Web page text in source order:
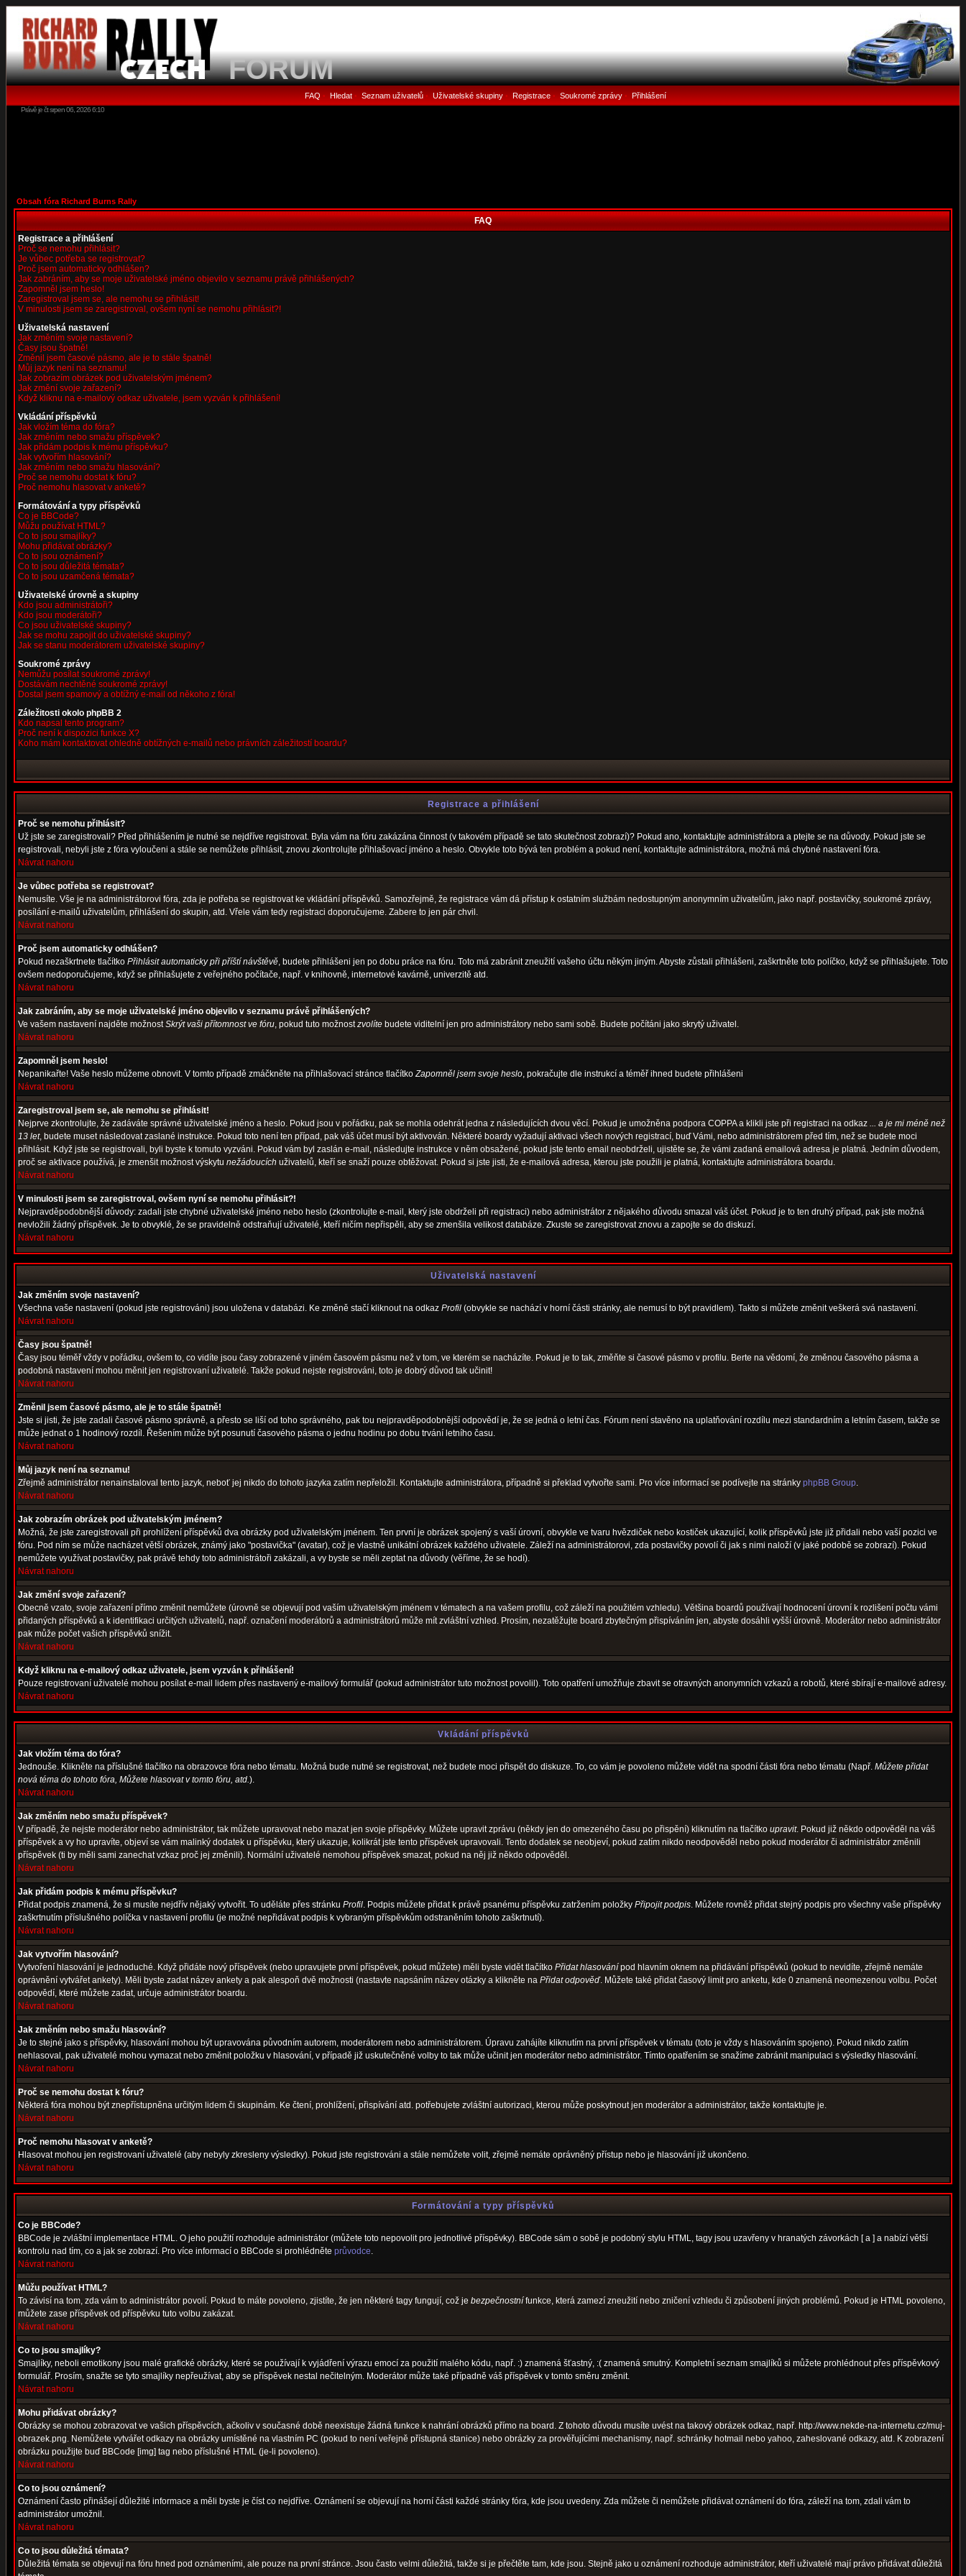
FORUM
FAQ • Hledat• Seznam uživatelů• Uživatelské skupiny• Registrace• Soukromé zprávy• Přihlášení
Právě je čt srpen 06, 2026 6:10
Obsah fóra Richard Burns Rally
FAQ
Registrace a přihlášení
Proč se nemohu přihlásit?
Je vůbec potřeba se registrovat?
Proč jsem automaticky odhlášen?
Jak zabráním, aby se moje uživatelské jméno objevilo v seznamu právě přihlášených?
Zapomněl jsem heslo!
Zaregistroval jsem se, ale nemohu se přihlásit!
V minulosti jsem se zaregistroval, ovšem nyní se nemohu přihlásit?!
Uživatelská nastavení
Jak změním svoje nastavení?
Časy jsou špatně!
Změnil jsem časové pásmo, ale je to stále špatně!
Můj jazyk není na seznamu!
Jak zobrazím obrázek pod uživatelským jménem?
Jak změní svoje zařazení?
Když kliknu na e-mailový odkaz uživatele, jsem vyzván k přihlášení!
Vkládání příspěvků
Jak vložím téma do fóra?
Jak změním nebo smažu příspěvek?
Jak přidám podpis k mému příspěvku?
Jak vytvořím hlasování?
Jak změním nebo smažu hlasování?
Proč se nemohu dostat k fóru?
Proč nemohu hlasovat v anketě?
Formátování a typy příspěvků
Co je BBCode?
Můžu používat HTML?
Co to jsou smajlíky?
Mohu přidávat obrázky?
Co to jsou oznámení?
Co to jsou důležitá témata?
Co to jsou uzamčená témata?
Uživatelské úrovně a skupiny
Kdo jsou administrátoři?
Kdo jsou moderátoři?
Co jsou uživatelské skupiny?
Jak se mohu zapojit do uživatelské skupiny?
Jak se stanu moderátorem uživatelské skupiny?
Soukromé zprávy
Nemůžu posílat soukromé zprávy!
Dostávám nechtěné soukromé zprávy!
Dostal jsem spamový a obtížný e-mail od někoho z fóra!
Záležitosti okolo phpBB 2
Kdo napsal tento program?
Proč není k dispozici funkce X?
Koho mám kontaktovat ohledně obtížných e-mailů nebo právních záležitostí boardu?
Registrace a přihlášení
Proč se nemohu přihlásit?
Už jste se zaregistrovali? Před přihlášením je nutné se nejdříve registrovat. Byla vám na fóru zakázána činnost (v takovém případě se tato skutečnost zobrazí)? Pokud ano, kontaktujte administrátora a ptejte se na důvody. Pokud jste se
registrovali, nebyli jste z fóra vyloučeni a stále se nemůžete přihlásit, znovu zkontrolujte přihlašovací jméno a heslo. Obvykle toto bývá ten problém a pokud není, kontaktujte administrátora, možná má chybné nastavení fóra.
Návrat nahoru
Je vůbec potřeba se registrovat?
Nemusíte. Vše je na administrátorovi fóra, zda je potřeba se registrovat ke vkládání příspěvků. Samozřejmě, že registrace vám dá přístup k ostatním službám nedostupným anonymním uživatelům, jako např. postavičky, soukromé zprávy,
posílání e-mailů uživatelům, přihlášení do skupin, atd. Vřele vám tedy registraci doporučujeme. Zabere to jen pár chvil.
Návrat nahoru
Proč jsem automaticky odhlášen?
Pokud nezaškrtnete tlačítko Přihlásit automaticky při příští návštěvě, budete přihlášeni jen po dobu práce na fóru. Toto má zabránit zneužití vašeho účtu někým jiným. Abyste zůstali přihlášeni, zaškrtněte toto políčko, když se přihlašujete. Toto
ovšem nedoporučujeme, když se přihlašujete z veřejného počítače, např. v knihovně, internetové kavárně, univerzitě atd.
Návrat nahoru
Jak zabráním, aby se moje uživatelské jméno objevilo v seznamu právě přihlášených?
Ve vašem nastavení najděte možnostSkrýt vaši přítomnost ve fóru, pokud tuto možnostzvolíte budete viditelní jen pro administrátory nebo sami sobě. Budete počítáni jako skrytý uživatel.
Návrat nahoru
Zapomněl jsem heslo!
Nepanikařte! Vaše heslo můžeme obnovit. V tomto případě zmáčkněte na přihlašovací stránce tlačítkoZapomněl jsem svoje heslo, pokračujte dle instrukcí a téměř ihned budete přihlášeni
Návrat nahoru
Zaregistroval jsem se, ale nemohu se přihlásit!
Nejprve zkontrolujte, že zadáváte správné uživatelské jméno a heslo. Pokud jsou v pořádku, pak se mohla odehrát jedna z následujících dvou věcí. Pokud je umožněna podpora COPPA a klikli jste při registraci na odkaz ... a je mi méně než
13 let, budete muset následovat zaslané instrukce. Pokud toto není ten případ, pak váš účet musí být aktivován. Některé boardy vyžadují aktivaci všech nových registrací, buď Vámi, nebo administrátorem před tím, než se budete moci
přihlásit. Když jste se registrovali, byli byste k tomuto vyzváni. Pokud vám byl zaslán e-mail, následujte instrukce v něm obsažené, pokud jste tento email neobdrželi, ujistěte se, že vámi zadaná emailová adresa je platná. Jedním důvodem,
proč se aktivace používá, je zmenšit možnost výskytu nežádoucích uživatelů, kteří se snaží pouze obtěžovat. Pokud si jste jisti, že e-mailová adresa, kterou jste použili je platná, kontaktujte administrátora boardu.
Návrat nahoru
V minulosti jsem se zaregistroval, ovšem nyní se nemohu přihlásit?!
Nejpravděpodobnější důvody: zadali jste chybné uživatelské jméno nebo heslo (zkontrolujte e-mail, který jste obdrželi při registraci) nebo administrátor z nějakého důvodu smazal váš účet. Pokud je to ten druhý případ, pak jste možná
nevložili žádný příspěvek. Je to obvyklé, že se pravidelně odstraňují uživatelé, kteří ničím nepřispěli, aby se zmenšila velikost databáze. Zkuste se zaregistrovat znovu a zapojte se do diskuzí.
Návrat nahoru
Uživatelská nastavení
Jak změním svoje nastavení?
Všechna vaše nastavení (pokud jste registrováni) jsou uložena v databázi. Ke změně stačí kliknout na odkaz Profil (obvykle se nachází v horní části stránky, ale nemusí to být pravidlem). Takto si můžete změnit veškerá svá nastavení.
Návrat nahoru
Časy jsou špatně!
Časy jsou téměř vždy v pořádku, ovšem to, co vidíte jsou časy zobrazené v jiném časovém pásmu než v tom, ve kterém se nacházíte. Pokud je to tak, změňte si časové pásmo v profilu. Berte na vědomí, že změnou časového pásma a
podobná nastavení mohou měnit jen registrovaní uživatelé. Takže pokud nejste registrováni, toto je dobrý důvod tak učinit!
Návrat nahoru
Změnil jsem časové pásmo, ale je to stále špatně!
Jste si jisti, že jste zadali časové pásmo správně, a přesto se liší od toho správného, pak tou nejpravděpodobnější odpovědí je, že se jedná o letní čas. Fórum není stavěno na uplatňování rozdílu mezi standardním a letním časem, takže se
může jednat o 1 hodinový rozdíl. Řešením může být posunutí časového pásma o jednu hodinu po dobu trvání letního času.
Návrat nahoru
Můj jazyk není na seznamu!
Zřejmě administrátor nenainstaloval tento jazyk, neboť jej nikdo do tohoto jazyka zatím nepřeložil. Kontaktujte administrátora, případně si překlad vytvořte sami. Pro více informací se podívejte na stránky phpBB Group.
Návrat nahoru
Jak zobrazím obrázek pod uživatelským jménem?
Možná, že jste zaregistrovali při prohlížení příspěvků dva obrázky pod uživatelským jménem. Ten první je obrázek spojený s vaší úrovní, obvykle ve tvaru hvězdiček nebo kostiček ukazující, kolik příspěvků jste již přidali nebo vaší pozici ve
fóru. Pod ním se může nacházet větší obrázek, známý jako "postavička" (avatar), což je vlastně unikátní obrázek každého uživatele. Záleží na administrátorovi, zda postavičky povolí či jak s nimi naloží (v jaké podobě se zobrazí). Pokud
nemůžete využívat postavičky, pak právě tehdy toto administrátoři zakázali, a vy byste se měli zeptat na důvody (věříme, že se hodí).
Návrat nahoru
Jak změní svoje zařazení?
Obecně vzato, svoje zařazení přímo změnit nemůžete (úrovně se objevují pod vaším uživatelským jménem v tématech a na vašem profilu, což záleží na použitém vzhledu). Většina boardů používají hodnocení úrovní k rozlišení počtu vámi
přidaných příspěvků a k identifikaci určitých uživatelů, např. označení moderátorů a administrátorů může mít zvláštní vzhled. Prosím, nezatěžujte board zbytečným přispíváním jen, abyste dosáhli vyšší úrovně. Moderátor nebo administrátor
pak může počet vašich příspěvků snížit.
Návrat nahoru
Když kliknu na e-mailový odkaz uživatele, jsem vyzván k přihlášení!
Pouze registrovaní uživatelé mohou posílat e-mail lidem přes nastavený e-mailový formulář (pokud administrátor tuto možnost povolil). Toto opatření umožňuje zbavit se otravných anonymních vzkazů a robotů, které sbírají e-mailové adresy.
Návrat nahoru
Vkládání příspěvků
Jak vložím téma do fóra?
Jednouše. Klikněte na příslušné tlačítko na obrazovce fóra nebo tématu. Možná bude nutné se registrovat, než budete moci přispět do diskuze. To, co vám je povoleno můžete vidět na spodní části fóra nebo tématu (Např. Můžete přidat
nová téma do tohoto fóra, Můžete hlasovat v tomto fóru, atd.).
Návrat nahoru
Jak změním nebo smažu příspěvek?
V případě, že nejste moderátor nebo administrátor, tak můžete upravovat nebo mazat jen svoje příspěvky. Můžete upravit zprávu (někdy jen do omezeného času po přispění) kliknutím na tlačítko upravit. Pokud již někdo odpověděl na váš
příspěvek a vy ho upravíte, objeví se vám malinký dodatek u příspěvku, který ukazuje, kolikrát jste tento příspěvek upravovali. Tento dodatek se neobjeví, pokud zatím nikdo neodpověděl nebo pokud moderátor či administrátor změnili
příspěvek (ti by měli sami zanechat vzkaz proč jej změnili). Normální uživatelé nemohou příspěvek smazat, pokud na něj již někdo odpověděl.
Návrat nahoru
Jak přidám podpis k mému příspěvku?
Přidat podpis znamená, že si musíte nejdřív nějaký vytvořit. To uděláte přes stránku Profil. Podpis můžete přidat k právě psanému příspěvku zatržením položky Připojit podpis. Můžete rovněž přidat stejný podpis pro všechny vaše příspěvky
zaškrtnutím příslušného políčka v nastavení profilu (je možné nepřidávat podpis k vybraným příspěvkům odstraněním tohoto zaškrtnutí).
Návrat nahoru
Jak vytvořím hlasování?
Vytvoření hlasování je jednoduché. Když přidáte nový příspěvek (nebo upravujete první příspěvek, pokud můžete) měli byste vidět tlačítko Přidat hlasování pod hlavním oknem na přidávání příspěvků (pokud to nevidíte, zřejmě nemáte
oprávnění vytvářet ankety). Měli byste zadat název ankety a pak alespoň dvě možnosti (nastavte napsáním název otázky a klikněte na Přidat odpověď. Můžete také přidat časový limit pro anketu, kde 0 znamená neomezenou volbu. Počet
odpovědí, které můžete zadat, určuje administrátor boardu.
Návrat nahoru
Jak změním nebo smažu hlasování?
Je to stejné jako s příspěvky, hlasování mohou být upravována původním autorem, moderátorem nebo administrátorem. Úpravu zahájíte kliknutím na první příspěvek v tématu (toto je vždy s hlasováním spojeno). Pokud nikdo zatím
nehlasoval, pak uživatelé mohou vymazat nebo změnit položku v hlasování, v případě již uskutečněné volby to tak může učinit jen moderátor nebo administrátor. Tímto opatřením se snažíme zabránit manipulaci s výsledky hlasování.
Návrat nahoru
Proč se nemohu dostat k fóru?
Některá fóra mohou být znepřístupněna určitým lidem či skupinám. Ke čtení, prohlížení, přispívání atd. potřebujete zvláštní autorizaci, kterou může poskytnout jen moderátor a administrátor, takže kontaktujte je.
Návrat nahoru
Proč nemohu hlasovat v anketě?
Hlasovat mohou jen registrovaní uživatelé (aby nebyly zkresleny výsledky). Pokud jste registrováni a stále nemůžete volit, zřejmě nemáte oprávněný přístup nebo je hlasování již ukončeno.
Návrat nahoru
Formátování a typy příspěvků
Co je BBCode?
BBCode je zvláštní implementace HTML. O jeho použití rozhoduje administrátor (můžete toto nepovolit pro jednotlivé příspěvky). BBCode sám o sobě je podobný stylu HTML, tagy jsou uzavřeny v hranatých závorkách [ a ] a nabízí větší
kontrolu nad tím, co a jak se zobrazí. Pro více informací o BBCode si prohlédněte průvodce.
Návrat nahoru
Můžu používat HTML?
To závisí na tom, zda vám to administrátor povolí. Pokud to máte povoleno, zjistíte, že jen některé tagy fungují, což je bezpečnostní funkce, která zamezí zneužití nebo zničení vzhledu či způsobení jiných problémů. Pokud je HTML povoleno,
můžete zase příspěvek od příspěvku tuto volbu zakázat.
Návrat nahoru
Co to jsou smajlíky?
Smajlíky, neboli emotikony jsou malé grafické obrázky, které se používají k vyjádření výrazu emocí za použití malého kódu, např. :) znamená šťastný, :( znamená smutný. Kompletní seznam smajlíků si můžete prohlédnout přes příspěvkový
formulář. Prosím, snažte se tyto smajlíky nepřeužívat, aby se příspěvek nestal nečitelným. Moderátor může také případně váš příspěvek v tomto směru změnit.
Návrat nahoru
Mohu přidávat obrázky?
Obrázky se mohou zobrazovat ve vašich příspěvcích, ačkoliv v současné době neexistuje žádná funkce k nahrání obrázků přímo na board. Z tohoto důvodu musíte uvést na takový obrázek odkaz, např. http://www.nekde-na-internetu.cz/muj-
obrazek.png. Nemůžete vytvářet odkazy na obrázky umístěné na vlastním PC (pokud to není veřejně přístupná stanice) nebo obrázky za prověřujícími mechanismy, např. schránky hotmail nebo yahoo, zaheslované odkazy, atd. K zobrazení
obrázku použijte buď BBCode [img] tag nebo příslušné HTML (je-li povoleno).
Návrat nahoru
Co to jsou oznámení?
Oznámení často přinášejí důležité informace a měli byste je číst co nejdříve. Oznámení se objevují na horní části každé stránky fóra, kde jsou uvedeny. Zda můžete či nemůžete přidávat oznámení do fóra, záleží na tom, zdali vám to
administrátor umožnil.
Návrat nahoru
Co to jsou důležitá témata?
Důležitá témata se objevují na fóru hned pod oznámeními, ale pouze na první stránce. Jsou často velmi důležitá, takže si je přečtěte tam, kde jsou. Stejně jako u oznámení rozhoduje administrátor, kteří uživatelé mají právo přidávat důležitá